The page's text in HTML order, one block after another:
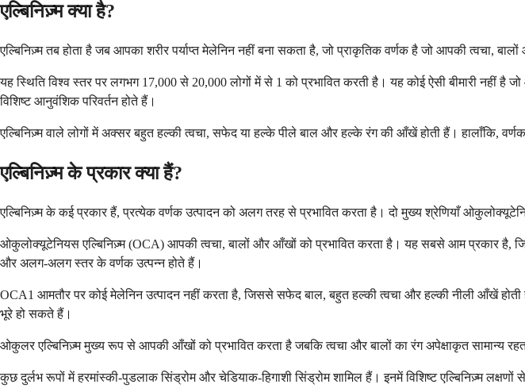
एल्बिनिज़्म क्या है?
एल्बिनिज़्म तब होता है जब आपका शरीर पर्याप्त मेलेनिन नहीं बना सकता है, जो प्राकृतिक वर्णक है जो आपकी
यह स्थिति विश्व स्तर पर लगभग 17,000 से 20,000 लोगों में से 1 को प्रभावित करती है। यह कोई ऐसी बीमारी
विशिष्ट आनुवंशिक परिवर्तन होते हैं।
एल्बिनिज़्म वाले लोगों में अक्सर बहुत हल्की त्वचा, सफेद या हल्के पीले बाल और हल्के रंग की आँखें होती हैं। हालाँकि, वर्णक
एल्बिनिज़्म के प्रकार क्या हैं?
एल्बिनिज़्म के कई प्रकार हैं, प्रत्येक वर्णक उत्पादन को अलग तरह से प्रभावित करता है। दो मुख्य श्रेणियाँ
ओकुलोक्यूटेनियस एल्बिनिज़्म (OCA) आपकी त्वचा, बालों और आँखों को प्रभावित करता है। यह सबसे आम प्रकार है,
और अलग-अलग स्तर के वर्णक उत्पन्न होते हैं।
OCA1 आमतौर पर कोई मेलेनिन उत्पादन नहीं करता है, जिससे सफेद बाल, बहुत हल्की त्वचा और हल्की नीली आँखें
भूरे हो सकते हैं।
ओकुलर एल्बिनिज़्म मुख्य रूप से आपकी आँखों को प्रभावित करता है जबकि त्वचा और बालों का रंग अपेक्षाकृत सामान्य
कुछ दुर्लभ रूपों में हरमांस्की-पुडलाक सिंड्रोम और चेडियाक-हिगाशी सिंड्रोम शामिल हैं। इनमें विशिष्ट एल्बिनिज़्म